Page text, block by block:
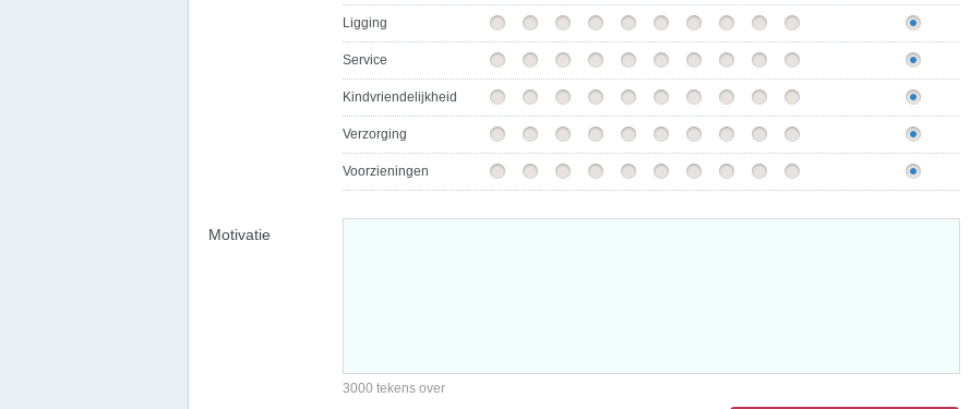
Ligging
Service
Kindvriendelijkheid
Verzorging
Voorzieningen
Motivatie
3000 tekens over